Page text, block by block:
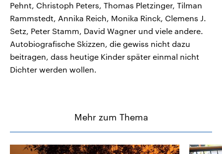
Pehnt, Christoph Peters, Thomas Pletzinger, Tilman
Rammstedt, Annika Reich, Monika Rinck, Clemens J.
Setz, Peter Stamm, David Wagner und viele andere.
Autobiografische Skizzen, die gewiss nicht dazu
beitragen, dass heutige Kinder später einmal nicht
Dichter werden wollen.
Mehr zum Thema